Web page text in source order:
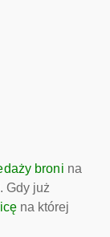
broni na
Gdy już
na której